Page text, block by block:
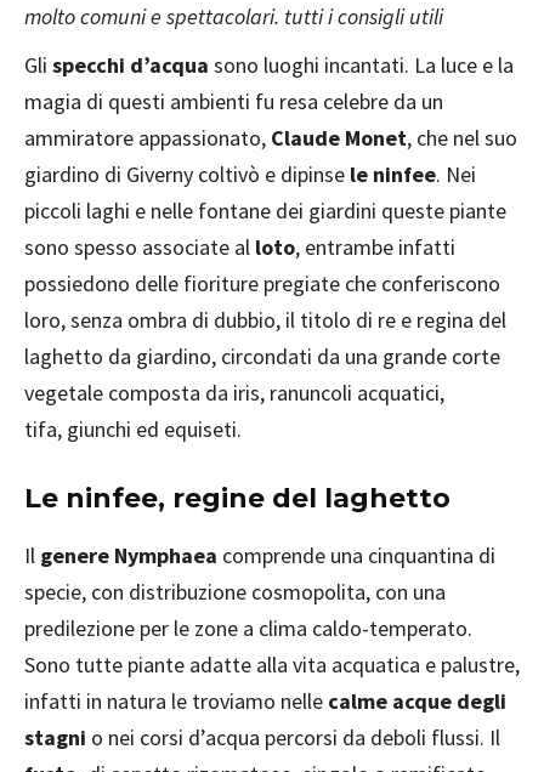
molto comuni e spettacolari. tutti i consigli utili
Gli specchi d’acqua sono luoghi incantati. La luce e la
magia di questi ambienti fu resa celebre da un
ammiratore appassionato, Claude Monet, che nel suo
giardino di Giverny coltivò e dipinse le ninfee. Nei
piccoli laghi e nelle fontane dei giardini queste piante
sono spesso associate al loto, entrambe infatti
possiedono delle fioriture pregiate che conferiscono
loro, senza ombra di dubbio, il titolo di re e regina del
laghetto da giardino, circondati da una grande corte
vegetale composta da iris, ranuncoli acquatici,
tifa, giunchi ed equiseti.
Le ninfee, regine del laghetto
Il genere Nymphaea comprende una cinquantina di
specie, con distribuzione cosmopolita, con una
predilezione per le zone a clima caldo-temperato.
Sono tutte piante adatte alla vita acquatica e palustre,
infatti in natura le troviamo nelle calme acque degli
stagni o nei corsi d’acqua percorsi da deboli flussi. Il